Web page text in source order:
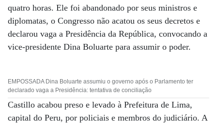
quatro horas. Ele foi abandonado por seus ministros e
diplomatas, o Congresso não acatou os seus decretos e
declarou vaga a Presidência da República, convocando a
vice-presidente Dina Boluarte para assumir o poder.
EMPOSSADA Dina Boluarte assumiu o governo após o Parlamento ter
declarado vaga a Presidência: tentativa de conciliação
Castillo acabou preso e levado à Prefeitura de Lima,
capital do Peru, por policiais e membros do judiciário. A